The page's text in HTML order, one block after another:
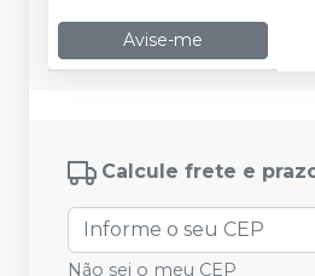
Avise-me
Calcule frete e
Não sei o meu CEP